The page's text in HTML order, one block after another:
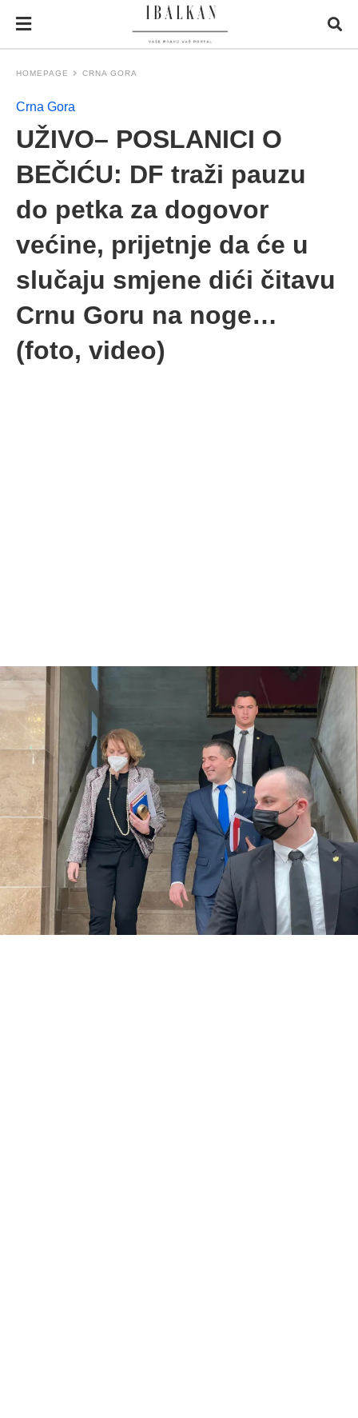
HOMEPAGE CRNA GORA
Crna Gora
UŽIVO– POSLANICI O
BEČIĆU: DF traži pauzu
do petka za dogovor
većine, prijetnje da će u
slučaju smjene dići čitavu
Crnu Goru na noge…
(foto, video)